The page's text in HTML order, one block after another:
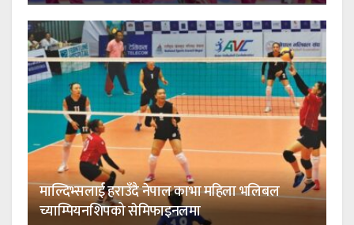
माल्दिभ्सलाई हराउँदै नेपाल काभा महिला भलिबल
च्याम्पियनशिपको सेमिफाइनलमा